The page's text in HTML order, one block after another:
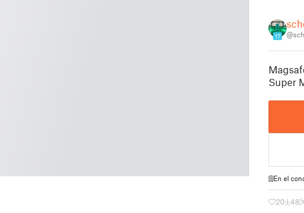
17
Super
En el
20 48